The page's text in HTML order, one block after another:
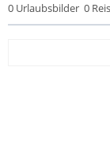
0 Urlaubsbilder 0